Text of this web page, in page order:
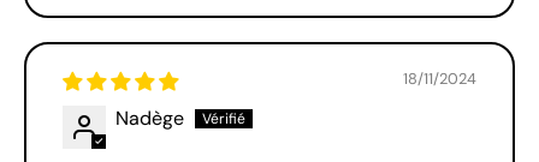
18/11/2024
Nadège